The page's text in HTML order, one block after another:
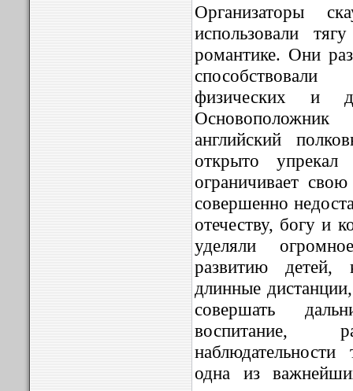
Организаторы
использовали
романтике. Они
физических и
английский
открыто
ограничивает
совершенно
отечеству, богу и
уделяли
развитию детей,
длинные
совершать
воспитание,
одна из